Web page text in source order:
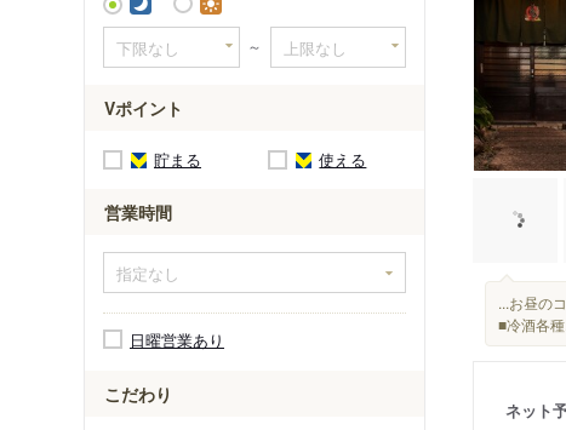
高知商業前
朝倉駅（Ｊ
咥内駅
宮の奥駅
朝倉駅前駅
曙町駅
曙町東町駅
～
Vポイント
貯まる 使える
営業時間
日曜営業あり
こだわり
...お昼の
■冷酒各
ネット